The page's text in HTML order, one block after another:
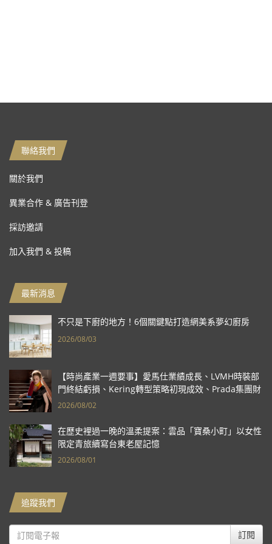
聯絡我們
關於我們
異業合作 & 廣告刊登
採訪邀請
加入我們 & 投稿
最新消息
不只是下廚的地方！6個關鍵點打造網美系夢幻廚房
2026/08/03
【時尚產業一週要事】愛馬仕業績成長、LVMH時裝部
門終結虧損、Kering轉型策略初現成效、Prada集團財
報亮眼
2026/08/02
在歷史裡過一晚的溫柔提案：雲品「寶桑小町」以女性
限定青旅續寫台東老屋記憶
2026/08/01
追蹤我們
訂閱